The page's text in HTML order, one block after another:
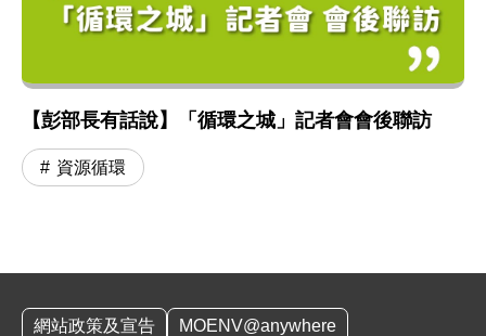
【彭部長有話說】「循環之城」記者會會後聯訪
資源循環
網站政策及宣告 MOENV@anywhere